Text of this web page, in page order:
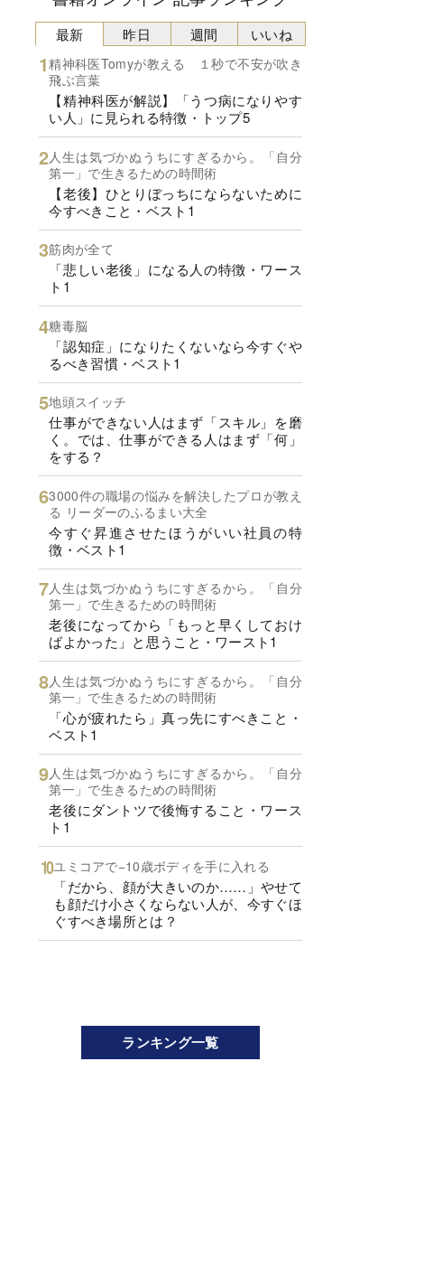
最新
精神科医Tomyが教える １秒で不安が吹き
飛ぶ言葉
【精神科医が解説】「うつ病になりやす
い人」に見られる特徴・トップ5
人生は気づかぬうちにすぎるから。「自分
第一」で生きるための時間術
【老後】ひとりぼっちにならないために
今すべきこと・ベスト1
筋肉が全て
「悲しい老後」になる人の特徴・ワース
ト1
糖毒脳
「認知症」になりたくないなら今すぐや
るべき習慣・ベスト1
地頭スイッチ
仕事ができない人はまず「スキル」を磨
く。では、仕事ができる人はまず「何」
をする？
3000件の職場の悩みを解決したプロが教え
る リーダーのふるまい大全
今すぐ昇進させたほうがいい社員の特
徴・ベスト1
人生は気づかぬうちにすぎるから。「自分
第一」で生きるための時間術
老後になってから「もっと早くしておけ
ばよかった」と思うこと・ワースト1
人生は気づかぬうちにすぎるから。「自分
第一」で生きるための時間術
「心が疲れたら」真っ先にすべきこと・
ベスト1
人生は気づかぬうちにすぎるから。「自分
第一」で生きるための時間術
老後にダントツで後悔すること・ワース
ト1
ユミコアで−10歳ボディを手に入れる
「だから、顔が大きいのか……」やせて
も顔だけ小さくならない人が、今すぐほ
ぐすべき場所とは？
昨日 週間 いいね
ランキング一覧